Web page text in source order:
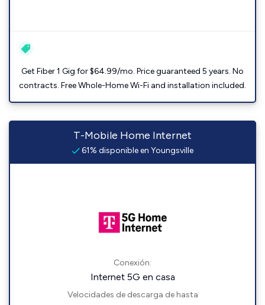
Get Fiber 1 Gig for $64.99/mo. Price guaranteed 5 years. No
contracts. Free Whole-Home Wi-Fi and installation included.
T-Mobile Home Internet
61% disponible en Youngsville
Conexión:
Internet 5G en casa
Velocidades de descarga de hasta